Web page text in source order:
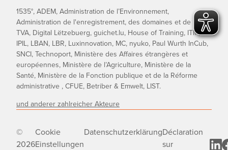
1535°, ADEM, Administration de l’Environnement,
Administration de l'enregistrement, des domaines et de la
TVA, Digital Lëtzebuerg, guichet.lu, House of Training, ITM,
IPIL, LBAN, LBR, Luxinnovation, MC, nyuko, Paul Wurth InCub,
SNCI, Technoport, Ministère des Affaires étrangères et
européennes, Ministère de l’Agriculture, Ministère de la
Santé, Ministère de la Fonction publique et de la Réforme
administrative , CFUE, Betriber & Emwelt, LIST.
und anderer zahlreicher Akteure
©
2026
Cookie
Einstellungen
DatenschutzerklärungDéclaration
sur